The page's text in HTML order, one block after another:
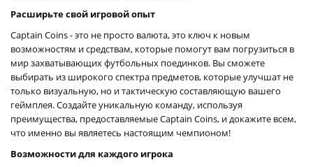
Расширьте свой игровой опыт
Captain Coins - это не просто валюта, это ключ к новым
возможностям и средствам, которые помогут вам погрузиться в
мир захватывающих футбольных поединков. Вы сможете
выбирать из широкого спектра предметов, которые улучшат не
только визуальную, но и тактическую составляющую вашего
геймплея. Создайте уникальную команду, используя
преимущества, предоставляемые Captain Coins, и докажите всем,
что именно вы являетесь настоящим чемпионом!
Возможности для каждого игрока